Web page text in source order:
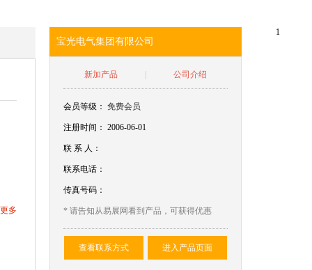
更多
宝光电气集团有限公司
新加产品 公司介绍
会员等级：免费会员
注册时间： 2006-06-01
联 系 人：
联系电话：
传真号码：
* 请告知从易展网看到产品，可获得优惠
查看联系方式 进入产品页面
1